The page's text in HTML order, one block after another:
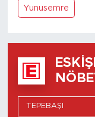
Yunusemre